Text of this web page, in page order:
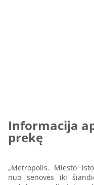
Informacija
prekę
„Metropolis. Miesto
nuo senovės iki